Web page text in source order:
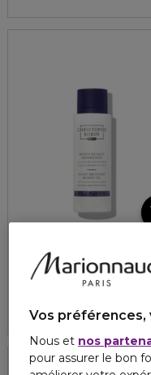
MONOÏ DE NUIT
Huile de soin à la fleur
Vos
Nous et nos
pour assurer le bon